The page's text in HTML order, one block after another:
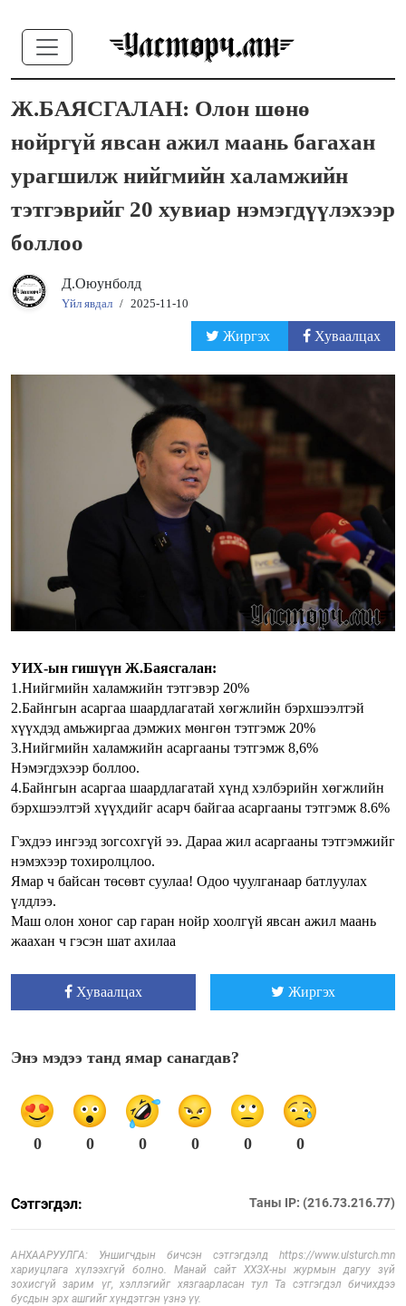
Ж.БАЯСГАЛАН: Олон шөнө
нойргүй явсан ажил маань багахан
урагшилж нийгмийн халамжийн
тэтгэврийг 20 хувиар нэмэгдүүлэхээр
боллоо
Д.Оюунболд
Үйл явдал / 2025-11-10
Жиргэх Хуваалцах
УИХ-ын гишүүн Ж.Баясгалан:
1.Нийгмийн халамжийн тэтгэвэр 20%
2.Байнгын асаргаа шаардлагатай хөгжлийн бэрхшээлтэй
хүүхдэд амьжиргаа дэмжих мөнгөн тэтгэмж 20%
3.Нийгмийн халамжийн асаргааны тэтгэмж 8,6%
Нэмэгдэхээр боллоо.
4.Байнгын асаргаа шаардлагатай хүнд хэлбэрийн хөгжлийн
бэрхшээлтэй хүүхдийг асарч байгаа асаргааны тэтгэмж 8.6%
Гэхдээ ингээд зогсохгүй ээ. Дараа жил асаргааны тэтгэмжийг
нэмэхээр тохиролцлоо.
Ямар ч байсан төсөвт суулаа! Одоо чуулганаар батлуулах
үлдлээ.
Маш олон хоног сар гаран нойр хоолгүй явсан ажил маань
жаахан ч гэсэн шат ахилаа
Хуваалцах Жиргэх
Энэ мэдээ танд ямар санагдав?
0 0 0 0 0 0
Сэтгэгдэл: Таны IP: (216.73.216.77)
АНХААРУУЛГА: Уншигчдын бичсэн сэтгэгдэлд https://www.ulsturch.mn
хариуцлага хүлээхгүй болно. Манай сайт ХХЗХ-ны журмын дагуу зүй
зохисгүй зарим үг, хэллэгийг хязгаарласан тул Та сэтгэгдэл бичихдээ
бусдын эрх ашгийг хүндэтгэн үзнэ үү.